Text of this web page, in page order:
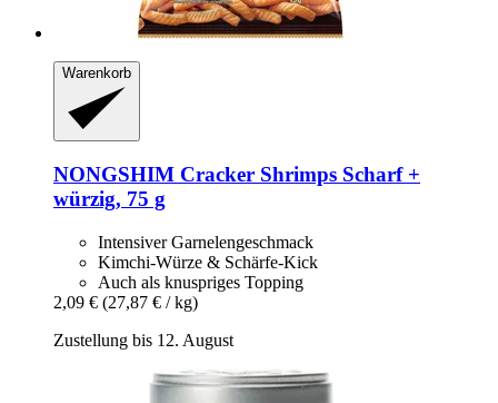
Warenkorb
NONGSHIM Cracker Shrimps Scharf +
würzig, 75 g
Intensiver Garnelengeschmack
Kimchi-Würze & Schärfe-Kick
Auch als knuspriges Topping
2,09 € (27,87 € / kg)
Zustellung bis 12. August